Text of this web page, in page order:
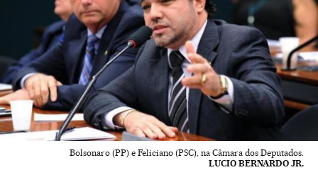
Bolsonaro (PP) e Feliciano (PSC), na Câmara dos Deputados.
LUCIO BERNARDO JR.